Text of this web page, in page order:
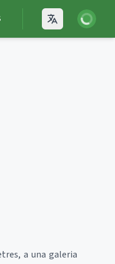
Open
Login
a una galeria